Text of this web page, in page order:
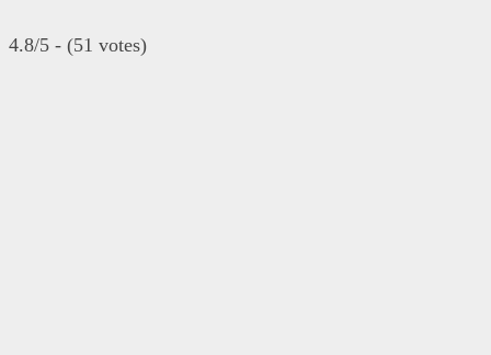
4.8/5 - (51 votes)